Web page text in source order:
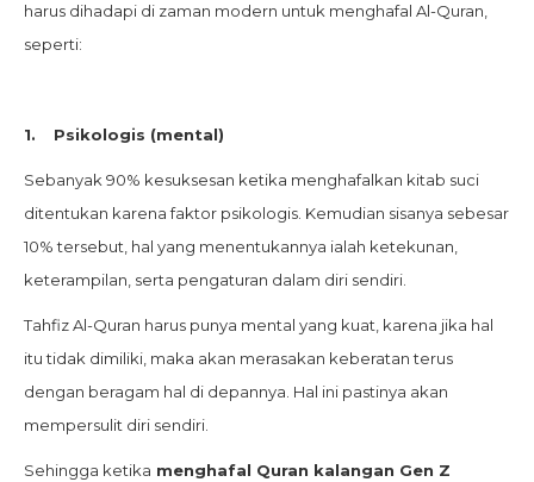
harus dihadapi di zaman modern untuk menghafal Al-Quran,
seperti:
1. Psikologis (mental)
Sebanyak 90% kesuksesan ketika menghafalkan kitab suci
ditentukan karena faktor psikologis. Kemudian sisanya sebesar
10% tersebut, hal yang menentukannya ialah ketekunan,
keterampilan, serta pengaturan dalam diri sendiri.
Tahfiz Al-Quran harus punya mental yang kuat, karena jika hal
itu tidak dimiliki, maka akan merasakan keberatan terus
dengan beragam hal di depannya. Hal ini pastinya akan
mempersulit diri sendiri.
Sehingga ketika menghafal Quran kalangan Gen Z